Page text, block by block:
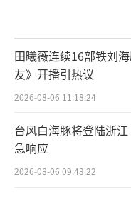
在热度持续
杂志封面大片同
一支概念短片，
田曦薇连续16部铁刘
友》开播引热议
2026-08-06 11:18:24
台风白海豚将登陆浙
急响应
2026-08-06 09:43:22